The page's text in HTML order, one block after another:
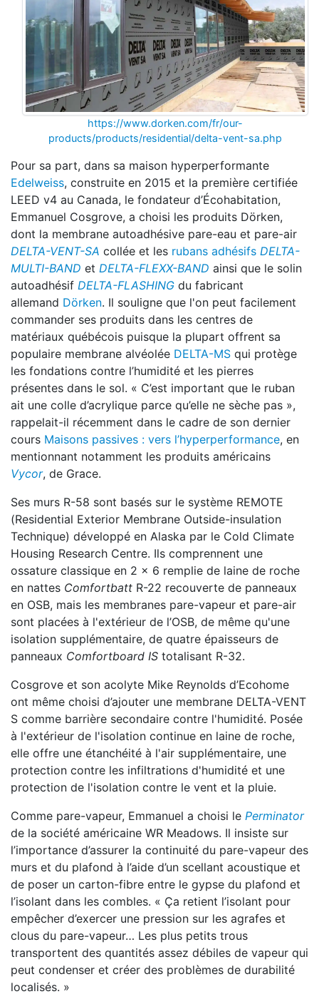
https://www.dorken.com/fr/our-
products/products/residential/delta-vent-sa.php
Pour sa part, dans sa maison hyperperformante
Edelweiss, construite en 2015 et la première certifiée
LEED v4 au Canada, le fondateur d’Écohabitation,
Emmanuel Cosgrove, a choisi les produits Dörken,
dont la membrane autoadhésive pare-eau et pare-air
DELTA-VENT-SA collée et les rubans adhésifs DELTA-
MULTI-BAND et DELTA-FLEXX-BAND ainsi que le solin
autoadhésif DELTA-FLASHING du fabricant
allemand Dörken. Il souligne que l'on peut facilement
commander ses produits dans les centres de
matériaux québécois puisque la plupart offrent sa
populaire membrane alvéolée DELTA-MS qui protège
les fondations contre l’humidité et les pierres
présentes dans le sol. « C’est important que le ruban
ait une colle d’acrylique parce qu’elle ne sèche pas »,
rappelait-il récemment dans le cadre de son dernier
cours Maisons passives : vers l’hyperperformance, en
mentionnant notamment les produits américains
Vycor, de Grace.
Ses murs R-58 sont basés sur le système REMOTE
(Residential Exterior Membrane Outside-insulation
Technique) développé en Alaska par le Cold Climate
Housing Research Centre. Ils comprennent une
ossature classique en 2 x 6 remplie de laine de roche
en nattes Comfortbatt R-22 recouverte de panneaux
en OSB, mais les membranes pare-vapeur et pare-air
sont placées à l'extérieur de l’OSB, de même qu'une
isolation supplémentaire, de quatre épaisseurs de
panneaux Comfortboard IS totalisant R-32.
Cosgrove et son acolyte Mike Reynolds d’Ecohome
ont même choisi d’ajouter une membrane DELTA-VENT
S comme barrière secondaire contre l'humidité. Posée
à l'extérieur de l'isolation continue en laine de roche,
elle offre une étanchéité à l'air supplémentaire, une
protection contre les infiltrations d'humidité et une
protection de l'isolation contre le vent et la pluie.
Comme pare-vapeur, Emmanuel a choisi le Perminator
de la société américaine WR Meadows. Il insiste sur
l’importance d’assurer la continuité du pare-vapeur des
murs et du plafond à l’aide d’un scellant acoustique et
de poser un carton-fibre entre le gypse du plafond et
l’isolant dans les combles. « Ça retient l’isolant pour
empêcher d’exercer une pression sur les agrafes et
clous du pare-vapeur… Les plus petits trous
transportent des quantités assez débiles de vapeur qui
peut condenser et créer des problèmes de durabilité
localisés. »